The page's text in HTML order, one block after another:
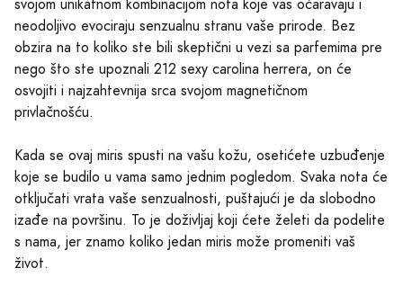
svojom unikatnom kombinacijom nota koje vas očaravaju i
neodoljivo evociraju senzualnu stranu vaše prirode. Bez
obzira na to koliko ste bili skeptični u vezi sa parfemima pre
nego što ste upoznali 212 sexy carolina herrera, on će
osvojiti i najzahtevnija srca svojom magnetičnom
privlačnošću.
Kada se ovaj miris spusti na vašu kožu, osetićete uzbuđenje
koje se budilo u vama samo jednim pogledom. Svaka nota će
otključati vrata vaše senzualnosti, puštajući je da slobodno
izađe na površinu. To je doživljaj koji ćete želeti da podelite
s nama, jer znamo koliko jedan miris može promeniti vaš
život.